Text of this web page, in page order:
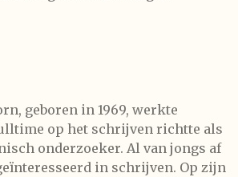
geboren in 1969, werkte
op het schrijven richtte als
onderzoeker. Al van jongs af
in schrijven. Op zijn